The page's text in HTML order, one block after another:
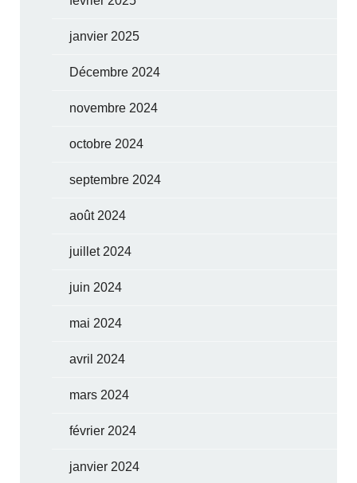
janvier 2025
Décembre 2024
novembre 2024
octobre 2024
septembre 2024
août 2024
juillet 2024
juin 2024
mai 2024
avril 2024
mars 2024
février 2024
janvier 2024